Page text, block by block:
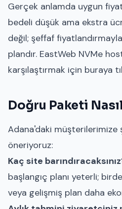
Gerçek anlamda uygun
bedeli düşük ama ekstra
değil; şeffaf
plandır. EastWeb NVMe
karşılaştırmak için buraya
Doğru Paketi
Adana'daki müşterilerimize
öneriyoruz:
Kaç site
başlangıç planı yeterli;
veya gelişmiş plan daha